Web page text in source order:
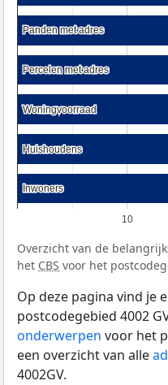
10
Panden met adres
Panden met adres
Percelen met adres
Percelen met adres
Woningvoorraad
Woningvoorraad
Huishoudens
Huishoudens
Inwoners
Inwoners
Overzicht van de
het CBS voor het
Op deze pagina vind je
postcodegebied 4002
onderwerpen voor het
een overzicht van alle
4002GV.